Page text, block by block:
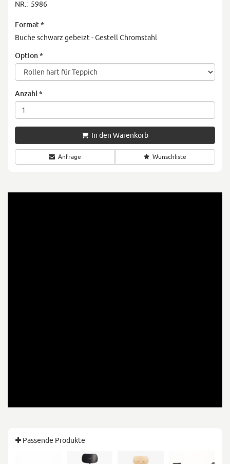
NR.: 5986
Format*
Buche schwarz gebeizt - Gestell Chromstahl
Option*
Anzahl *
In den Warenkorb
Anfrage Wunschliste
Passende Produkte